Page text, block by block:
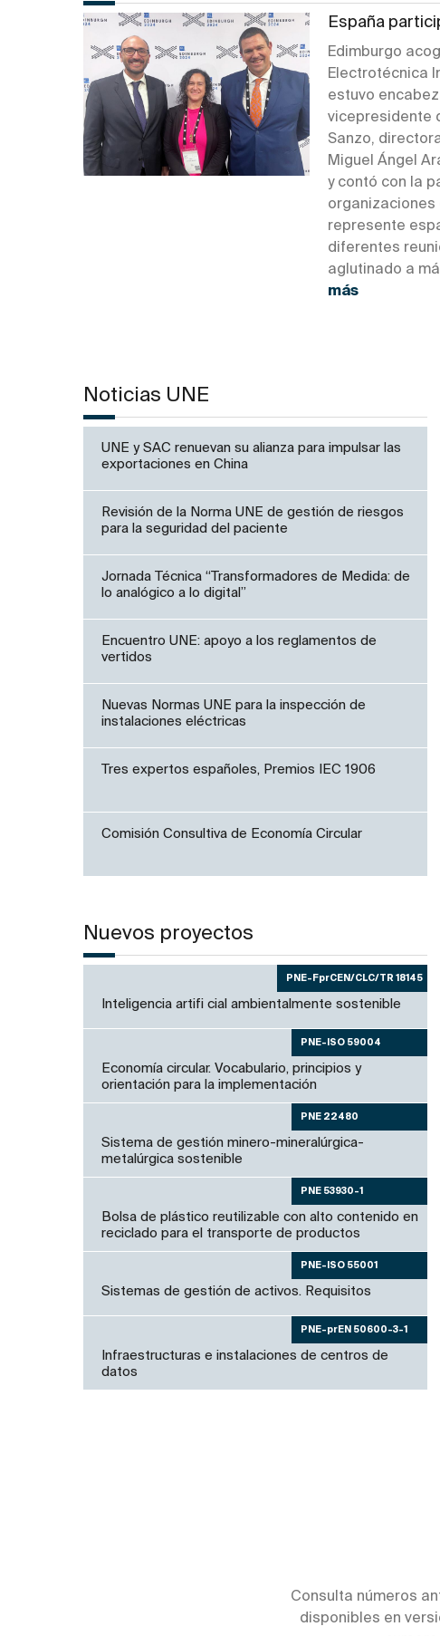
España
Edimburgo
Electrotécnica
estuvo
vicepresidente
Sanzo,
Miguel Ángel
y contó con la
organizaciones
represente
diferentes
aglutinado a
más
Noticias UNE
UNE y SAC renuevan su alianza para impulsar las
exportaciones en China
Revisión de la Norma UNE de gestión de riesgos
para la seguridad del paciente
Jornada Técnica “Transformadores de Medida: de
lo analógico a lo digital”
Encuentro UNE: apoyo a los reglamentos de
vertidos
Nuevas Normas UNE para la inspección de
instalaciones eléctricas
Tres expertos españoles, Premios IEC 1906
Comisión Consultiva de Economía Circular
Nuevos proyectos
PNE-FprCEN/CLC/TR 18145
Inteligencia artifi cial ambientalmente sostenible
PNE-ISO 59004
Economía circular. Vocabulario, principios y
orientación para la implementación
PNE 22480
Sistema de gestión minero-mineralúrgica-
metalúrgica sostenible
PNE 53930-1
Bolsa de plástico reutilizable con alto contenido en
reciclado para el transporte de productos
PNE-ISO 55001
Sistemas de gestión de activos. Requisitos
PNE-prEN 50600-3-1
Infraestructuras e instalaciones de centros de
datos
Consulta números
disponibles en